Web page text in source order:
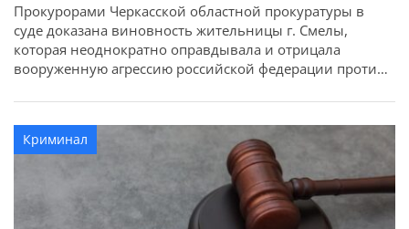
Прокурорами Черкасской областной прокуратуры в
суде доказана виновность жительницы г. Смелы,
которая неоднократно оправдывала и отрицала
вооруженную агрессию российской федерации против
Украины). Об этом сообщает Черкасская областная
прокуратура. Собранными доказательствами доказано,
что обвиняемая в конце 2024 года в телефонных
разговорах со своими знакомыми […]
Криминал